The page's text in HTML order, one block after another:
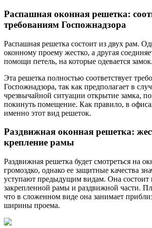
Распашная оконная решетка:
требованиям Госпожнадзора
Распашная решетка состоит из двух рам.
оконному проему жестко, а другая
помощи петель, на которые одевается замок.
Эта решетка полностью соответствует
Госпожнадзора, так как предполагает в
чрезвычайной ситуации открытие замка,
покинуть помещение. Как правило, в
именно этот вид решеток.
Раздвижная оконная решетка:
крепление рамы
Раздвижная решетка будет смотреться на
громоздко, однако ее защитные качества
уступают предыдущим видам. Она состоит
закрепленной рамы и раздвижной части.
что в сложенном виде она занимает
ширины проема.